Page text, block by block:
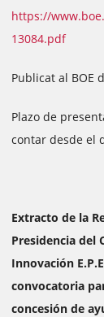
https://
13084.pdf
Publicat al BOE
Plazo de
contar desde el
Extracto de la
Presidencia del
Innovación
convocatoria
concesión de